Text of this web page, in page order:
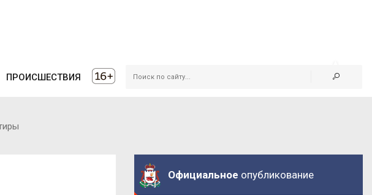
ПРОИСШЕСТВИЯ
Официальное опубликование